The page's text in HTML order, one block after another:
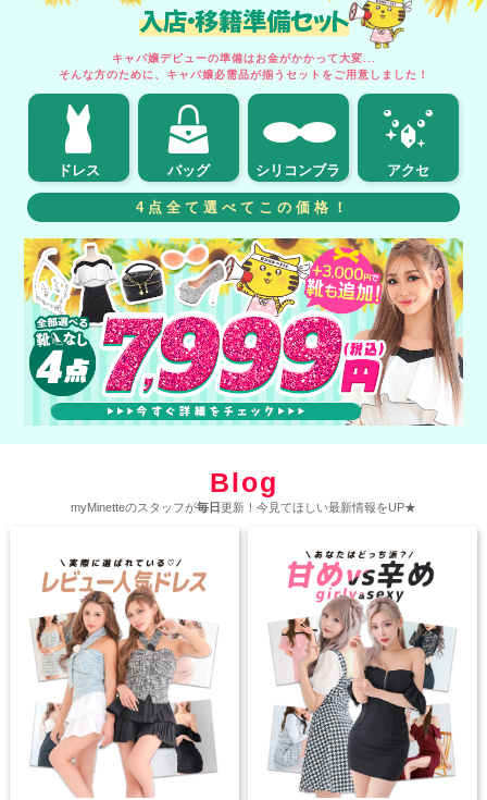
入店・移籍準備セット
キャバ嬢デビューの準備はお金がかかって大変...
そんな方のために、キャバ嬢必需品が揃うセットをご用意しました！
ドレス バッグ シリコンブラ アクセ
4点全て選べてこの価格！
Blog
myMinetteのスタッフが毎日更新！今見てほしい最新情報をUP★